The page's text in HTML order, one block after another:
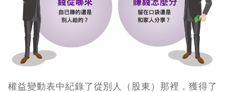
權益變動表中紀錄了從別人（股東）那裡，獲得了